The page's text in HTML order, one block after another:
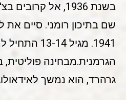
בשנת 1936, אל
שם בתיכון רומני. סיים את
1941. מגיל
הגרמנית.מבחינה פוליטית,
גרהרד, הוא נמשך